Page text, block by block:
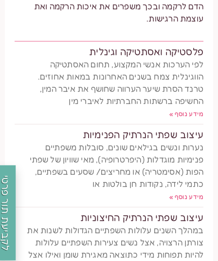
לקביעת תור פרטי
הדם לרקמה ובכך משפרים את איכות הרקמה ואת
עוצמת הרגישות.
פלסטיקה ואסתטיקה וגינלית
לפי הערכות אנשי המקצוע, תחום האסתטיקה
הווגינלית צמח בשנים האחרונות במאות אחוזים.
טרנד הסרת שיער הערווה שחושף את איבר המין,
החשיפה ברשתות החברתיות לאיברי מין
מידע נוסף »
עיצוב שפתי הנרתיק הפנימיות
נערות ונשים בגילאים שונים, סובלות משפתיים
פנימיות מוגדלות (היפרטרופיה), מאי שוויון של שפתי
הפות (אסימטריה) או מחריצים/ שסעים בשפתיים,
כתמי לידה, נקודות חן בולטות או
מידע נוסף »
עיצוב שפתי הנרתיק החיצוניות
במהלך השנים עלולות השפתיים הגדולות לשנות את
צורתן הרצויה, אצל נשים צעירות השפתיים עלולות
להיות תפוחות מידי כתוצאה מאגירת שומן ואילו אצל